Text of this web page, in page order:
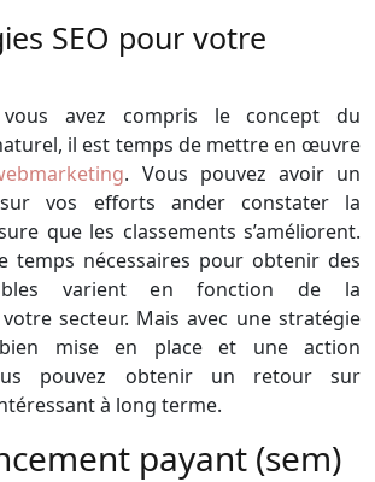
SEO pour votre
avez compris le concept du
il est temps de mettre en œuvre
. Vous pouvez avoir un
vos efforts ander constater la
que les classements s’améliorent.
temps nécessaires pour obtenir des
varient en fonction de la
secteur. Mais avec une stratégie
bien mise en place et une action
pouvez obtenir un retour sur
à long terme.
payant (sem)